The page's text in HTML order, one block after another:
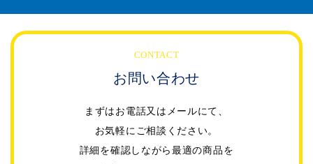
CONTACT
お問い合わせ
まずはお電話又はメールにて、
お気軽にご相談ください。
詳細を確認しながら最適の商品を